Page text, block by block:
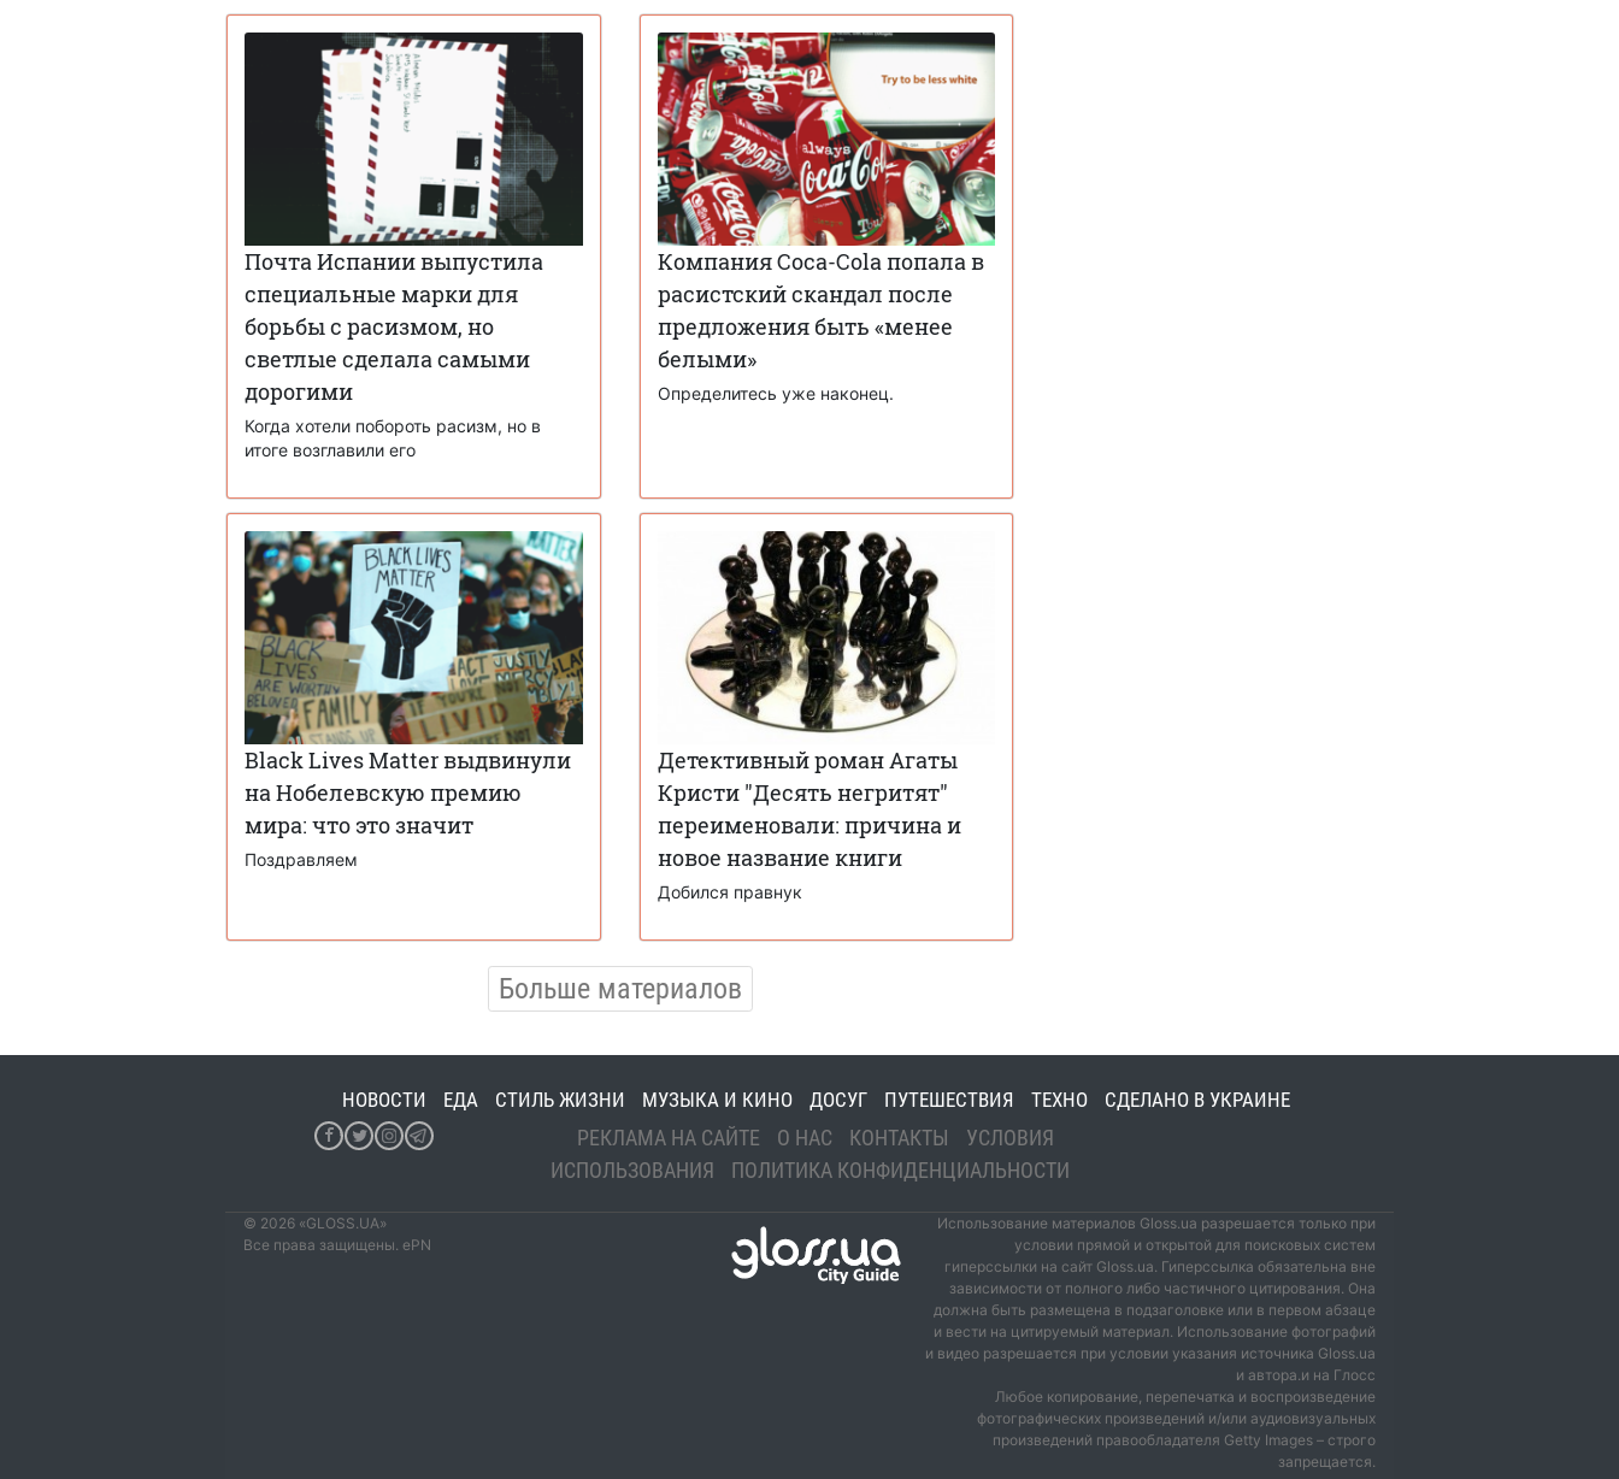
Почта Испании выпустила
специальные марки для
борьбы с расизмом, но
светлые сделала самыми
дорогими
Когда хотели побороть расизм, но в
итоге возглавили его
Компания Coca-Cola попала в
расистский скандал после
предложения быть «менее
белыми»
Определитесь уже наконец.
Black Lives Matter выдвинули
на Нобелевскую премию
мира: что это значит
Поздравляем
Детективный роман Агаты
Кристи "Десять негритят"
переименовали: причина и
новое название книги
Добился правнук
Больше материалов
НОВОСТИ ЕДА СТИЛЬ ЖИЗНИ МУЗЫКА И КИНО ДОСУГ ПУТЕШЕСТВИЯ ТЕХНО СДЕЛАНО В УКРАИНЕ
РЕКЛАМА НА САЙТЕ О НАС КОНТАКТЫ
УСЛОВИЯ
ИСПОЛЬЗОВАНИЯ
ПОЛИТИКА КОНФИДЕНЦИАЛЬНОСТИ
© 2026 «GLOSS.UA»
Все права защищены. ePN
Использование материалов Gloss.ua разрешается только при
условии прямой и открытой для поисковых систем
гиперссылки на сайт Gloss.ua. Гиперссылка обязательна вне
зависимости от полного либо частичного цитирования. Она
должна быть размещена в подзаголовке или в первом абзаце
и вести на цитируемый материал. Использование фотографий
и видео разрешается при условии указания источника Gloss.ua
и автора.и на Глосс
Любое копирование, перепечатка и воспроизведение
фотографических произведений и/или аудиовизуальных
произведений правообладателя Getty Images – строго
запрещается.